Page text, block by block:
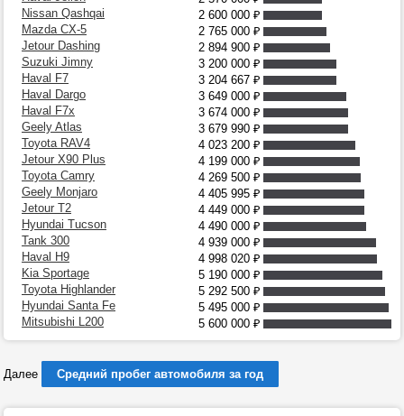
Nissan Qashqai
2 600 000 ₽
Mazda CX-5
2 765 000 ₽
Jetour Dashing
2 894 900 ₽
Suzuki Jimny
3 200 000 ₽
Haval F7
3 204 667 ₽
Haval Dargo
3 649 000 ₽
Haval F7x
3 674 000 ₽
Geely Atlas
3 679 990 ₽
Toyota RAV4
4 023 200 ₽
Jetour X90 Plus
4 199 000 ₽
Toyota Camry
4 269 500 ₽
Geely Monjaro
4 405 995 ₽
Jetour T2
4 449 000 ₽
Hyundai Tucson
4 490 000 ₽
Tank 300
4 939 000 ₽
Haval H9
4 998 020 ₽
Kia Sportage
5 190 000 ₽
Toyota Highlander
5 292 500 ₽
Hyundai Santa Fe
5 495 000 ₽
Mitsubishi L200
5 600 000 ₽
Далее Средний пробег автомобиля за год